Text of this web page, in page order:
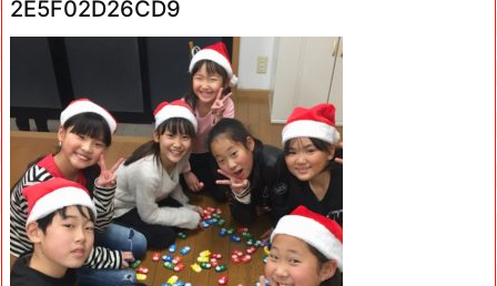
2E5F02D26CD9